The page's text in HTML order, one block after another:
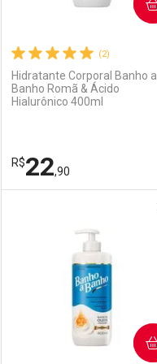
(2)
Hidratante Corporal Banho a
Banho Romã & Ácido
Hialurônico 400ml
R$22,90
COMPRAR
Laboratório
Por Menos
COMPRAR